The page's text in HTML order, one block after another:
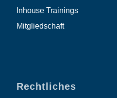
Inhouse Trainings
Mitgliedschaft
Rechtliches